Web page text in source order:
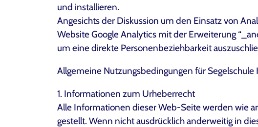
und installieren.
Angesichts der Diskussion um den Einsatz von
Website Google Analytics mit der Erweiterung
um eine direkte Personenbeziehbarkeit
Allgemeine Nutzungsbedingungen für Segelschule
1. Informationen zum Urheberrecht
Alle Informationen dieser Web-Seite werden wie
gestellt. Wenn nicht ausdrücklich anderweitig in